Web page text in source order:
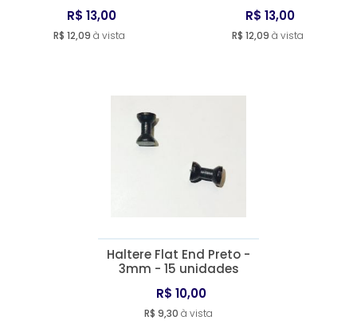
R$ 13,00
R$ 12,09 à vista
R$ 13,00
R$ 12,09 à vista
Haltere Flat End Preto -
3mm - 15 unidades
R$ 10,00
R$ 9,30 à vista